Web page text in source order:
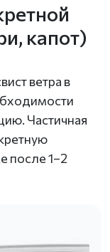
капот)
ветра в
Частичная
после 1–2